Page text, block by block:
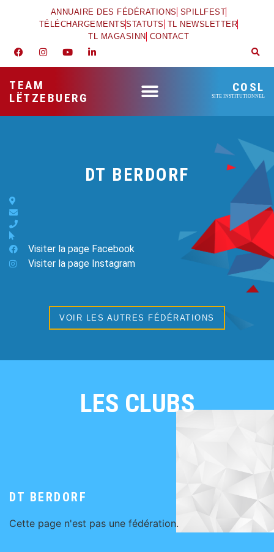
ANNUAIRE DES FÉDÉRATIONS SPILLFEST
TÉLÉCHARGEMENTSSTATUTS TL NEWSLETTER
TL MAGASINN CONTACT
TEAM
LËTZEBUERG
COSL
SITE INSTITUTIONNEL
DT BERDORF
Visiter la page Facebook
Visiter la page Instagram
VOIR LES AUTRES FÉDÉRATIONS
LES CLUBS
DT BERDORF
Cette page n'est pas une fédération.